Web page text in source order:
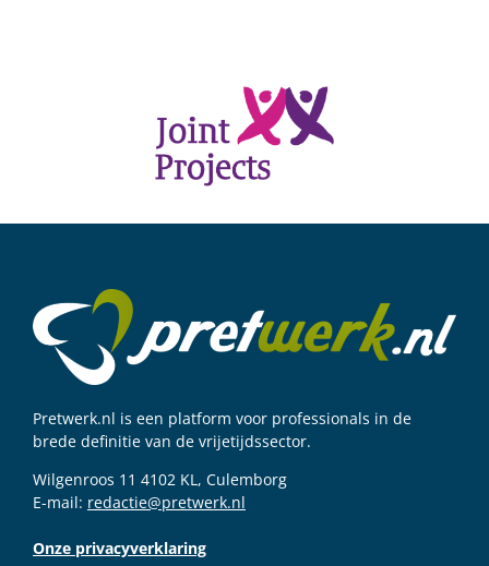
Pretwerk.nl is een platform voor professionals in de
brede definitie van de vrijetijdssector.
Wilgenroos 11 4102 KL, Culemborg
E-mail: redactie@pretwerk.nl
Onze privacyverklaring